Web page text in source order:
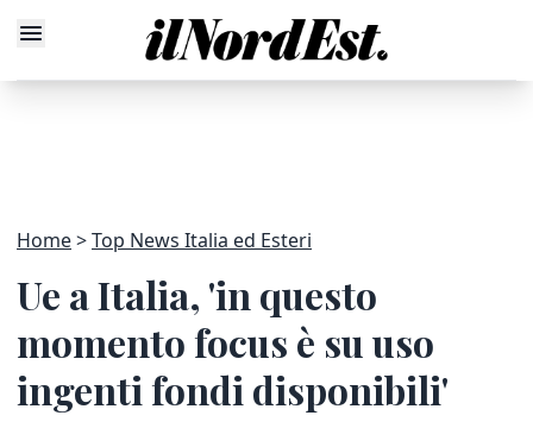
Home Top News Italia ed Esteri
Ue a Italia, 'in questo
momento focus è su uso
ingenti fondi disponibili'